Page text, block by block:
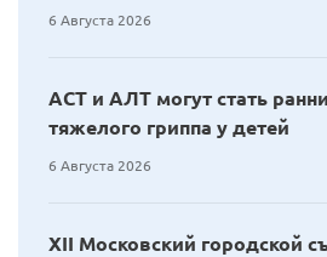
6 Августа 2026
АСТ и АЛТ могут стать
тяжелого гриппа у детей
6 Августа 2026
XII Московский городской